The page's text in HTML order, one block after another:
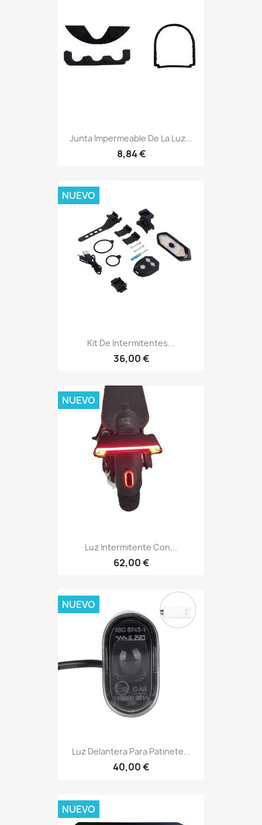
Junta Impermeable De La Luz...
8,84 €
Kit De Intermitentes...
36,00 €
NUEVO
Luz Intermitente Con...
62,00 €
NUEVO
Luz Delantera Para Patinete...
40,00 €
NUEVO
NUEVO